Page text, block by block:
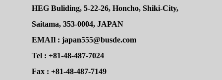
HEG Buliding, 5-22-26, Honcho, Shiki-City,
Saitama, 353-0004, JAPAN
EMAIl : japan555@busde.com
Tel : +81-48-487-7024
Fax : +81-48-487-7149